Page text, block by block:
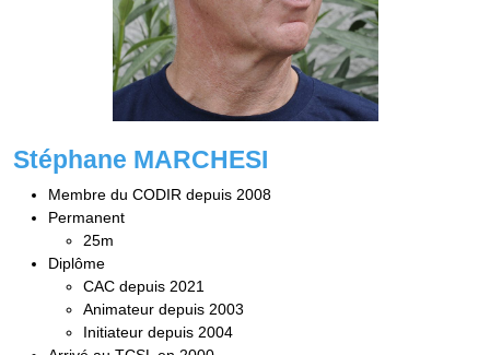
Stéphane MARCHESI
Membre du CODIR depuis 2008
Permanent
25m
Diplôme
CAC depuis 2021
Animateur depuis 2003
Initiateur depuis 2004